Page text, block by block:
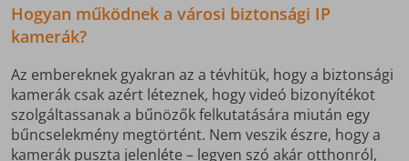
Hogyan működnek a városi biztonsági IP
kamerák?
Az embereknek gyakran az a tévhitük, hogy a biztonsági
kamerák csak azért léteznek, hogy videó bizonyítékot
szolgáltassanak a bűnözők felkutatására miután egy
bűncselekmény megtörtént. Nem veszik észre, hogy a
kamerák puszta jelenléte – legyen szó akár otthonról,